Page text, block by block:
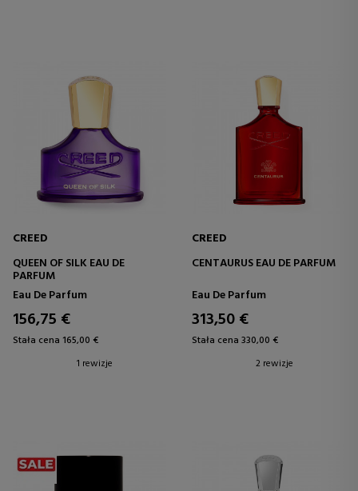
CREED
QUEEN OF SILK EAU DE
PARFUM
Eau De Parfum
156,75 €
Stała cena 165,00 €
1 rewizje
CREED
CENTAURUS EAU DE PARFUM
Eau De Parfum
313,50 €
Stała cena 330,00 €
2 rewizje